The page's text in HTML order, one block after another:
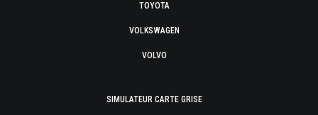
TOYOTA
VOLKSWAGEN
VOLVO
SIMULATEUR CARTE GRISE